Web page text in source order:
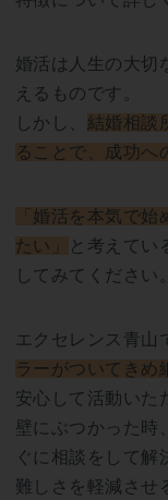
婚活は人生の大切
えるものです。
しかし、 結婚相談
ることで、成功へ
「婚活を本気で
たい」
と考えてい
してみてください。
エクセレンス青山
ラーがついてきめ
安心して活動いた
壁にぶつかった時
ぐに相談をして解
難しさを軽減させ